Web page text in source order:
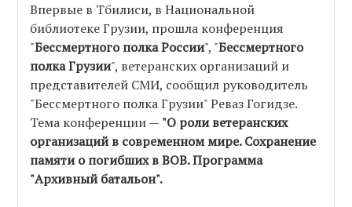
Впервые в Тбилиси, в Национальной
библиотеке Грузии, прошла конференция
"Бессмертного полка России", "Бессмертного
полка Грузии", ветеранских организаций и
представителей СМИ, сообщил руководитель
"Бессмертного полка Грузии" Реваз Гогидзе.
Тема конференции — "О роли ветеранских
организаций в современном мире. Сохранение
памяти о погибших вВОВ. Программа
"Архивный батальон".